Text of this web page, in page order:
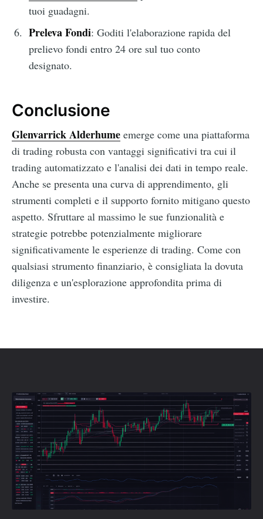
tuoi guadagni.
Preleva Fondi: Goditi l'elaborazione rapida del
prelievo fondi entro 24 ore sul tuo conto
designato.
Conclusione
Glenvarrick Alderhume emerge come una piattaforma
di trading robusta con vantaggi significativi tra cui il
trading automatizzato e l'analisi dei dati in tempo reale.
Anche se presenta una curva di apprendimento, gli
strumenti completi e il supporto fornito mitigano questo
aspetto. Sfruttare al massimo le sue funzionalità e
strategie potrebbe potenzialmente migliorare
significativamente le esperienze di trading. Come con
qualsiasi strumento finanziario, è consigliata la dovuta
diligenza e un'esplorazione approfondita prima di
investire.